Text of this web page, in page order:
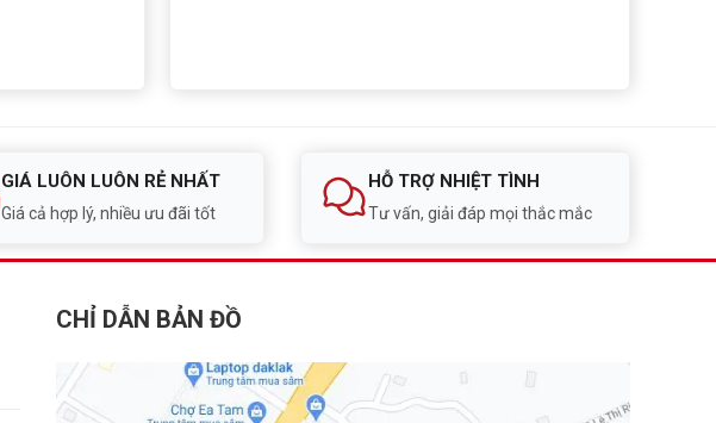
GIÁ LUÔN LUÔN RẺ NHẤT
Giá cả hợp lý, nhiều ưu đãi tốt
HỖ TRỢ NHIỆT TÌNH
Tư vấn, giải đáp mọi thắc mắc
CHỈ DẪN BẢN ĐỒ